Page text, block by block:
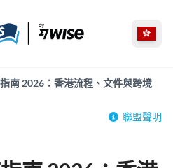
南 2026：香港流程、文件與跨境
聯盟聲明